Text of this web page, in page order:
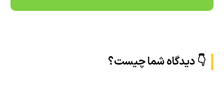
👇 دیدگاه شما چیست؟